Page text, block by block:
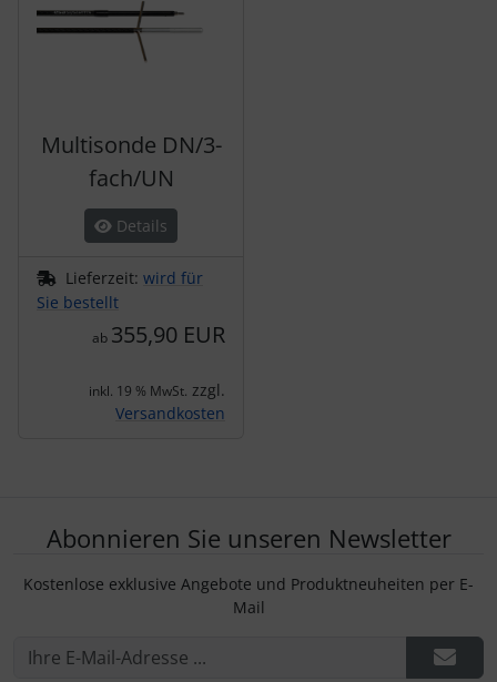
Multisonde DN/3-
fach/UN
Details
Lieferzeit: wird für
Sie bestellt
ab 355,90 EUR
inkl. 19 % MwSt. zzgl.
Versandkosten
Abonnieren Sie unseren Newsletter
Kostenlose exklusive Angebote und Produktneuheiten per E-
Mail